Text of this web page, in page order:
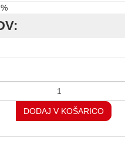
DODAJ V KOŠARICO